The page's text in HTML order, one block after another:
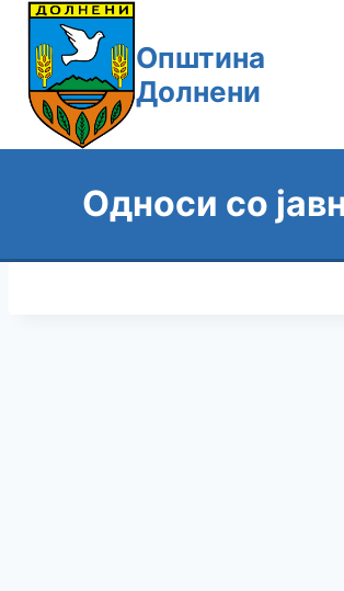
Skip
content
Општина
Долнени
Односи со